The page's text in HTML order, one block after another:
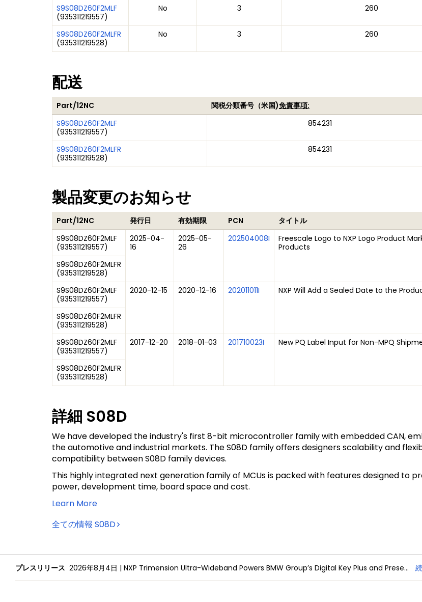
S9S08DZ60F2MLF
(935311219557)
No 3 260
S9S08DZ60F2MLFR
(935311219528)
No 3 260
配送
Part/12NC 関税分類番号（米国)免責事項:
S9S08DZ60F2MLF
(935311219557)
854231
S9S08DZ60F2MLFR
(935311219528)
854231
製品変更のお知らせ
Part/12NC 発行日 有効期限 PCN
タイトル
S9S08DZ60F2MLF
(935311219557)
2025-04-
16
2025-05-
26
202504008I
Freescale Logo to NXP Logo Product
Products
S9S08DZ60F2MLFR
(935311219528)
S9S08DZ60F2MLF
(935311219557)
2020-12-15 2020-12-16 202011011I NXP Will Add a Sealed Date to the
S9S08DZ60F2MLFR
(935311219528)
S9S08DZ60F2MLF
(935311219557)
2017-12-20 2018-01-03 201710023I New PQ Label Input for Non-MPQ
S9S08DZ60F2MLFR
(935311219528)
詳細 S08D
We have developed the industry's first 8-bit microcontroller family with embedded CAN,
the automotive and industrial markets. The S08D family offers designers scalability and
compatibility between S08D family devices.
This highly integrated next generation family of MCUs is packed with features designed to
power, development time, board space and cost.
Learn More
全ての情報 S08D
プレスリリース 2026年8月4日 | NXP Trimension Ultra-Wideband Powers BMW Group’s Digital Key Plus and Presence Detection